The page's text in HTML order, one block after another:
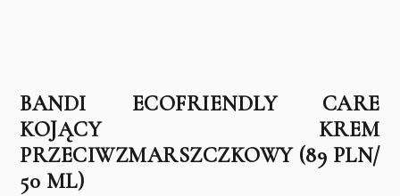
BANDI ECOFRIENDLY CARE
KOJĄCY KREM
PRZECIWZMARSZCZKOWY (89 PLN/
50 ML)